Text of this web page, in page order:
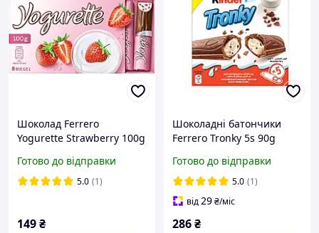
Шоколад Ferrero
Yogurette Strawberry 100g
Готово до відправки
5.0 (1)
149₴
Шоколадні батончики
Ferrero Tronky 5s 90g
Готово до відправки
5.0 (1)
від29₴/міс
286₴